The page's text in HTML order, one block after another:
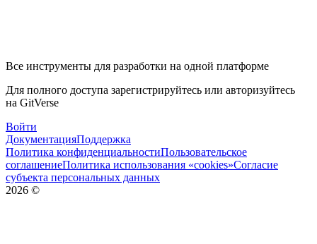
Все инструменты для разработки на одной платформе
Для полного доступа зарегистрируйтесь или авторизуйтесь
на GitVerse
Войти
ДокументацияПоддержка
Политика конфиденциальностиПользовательское
соглашениеПолитика использования «cookies»Согласие
субъекта персональных данных
2026 ©